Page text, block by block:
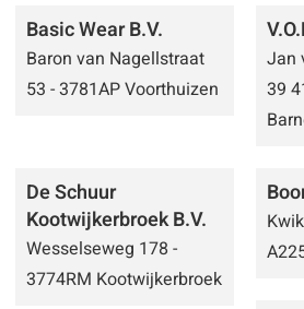
Basic Wear B.V.
Baron van Nagellstraat
53 - 3781AP Voorthuizen
Jan
39
De Schuur
Kootwijkerbroek B.V.
Wesselseweg 178 -
3774RM Kootwijkerbroek